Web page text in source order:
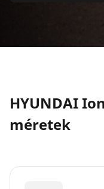
HYUNDAI
méretek